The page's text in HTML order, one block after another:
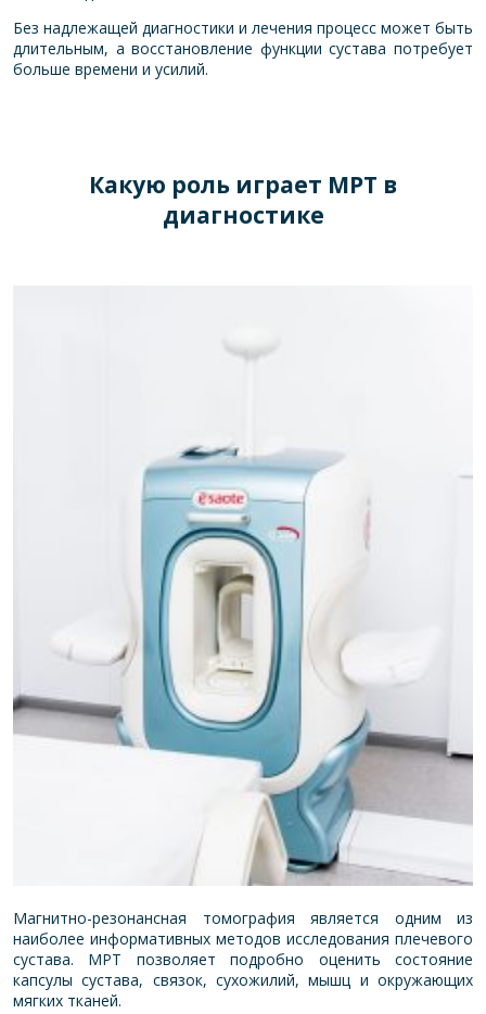
Без надлежащей диагностики и лечения процесс может быть
длительным, а восстановление функции сустава потребует
больше времени и усилий.
Какую роль играет МРТ в
диагностике
Магнитно-резонансная томография является одним из
наиболее информативных методов исследования плечевого
сустава. МРТ позволяет подробно оценить состояние
капсулы сустава, связок, сухожилий, мышц и окружающих
мягких тканей.